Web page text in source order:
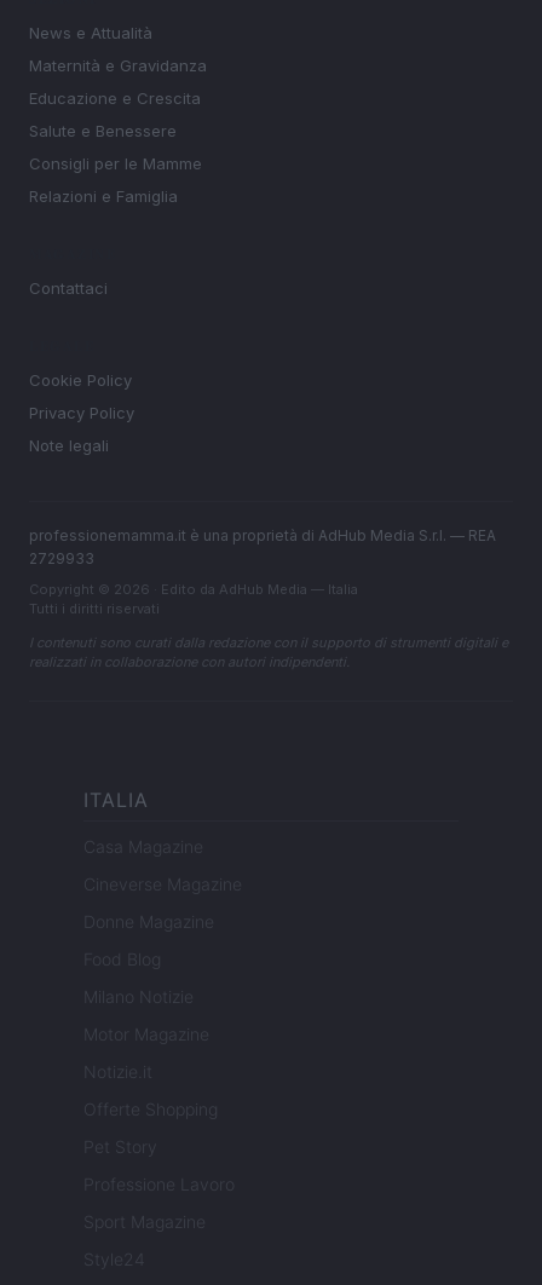
News e Attualità
Maternità e Gravidanza
Educazione e Crescita
Salute e Benessere
Consigli per le Mamme
Relazioni e Famiglia
Contattaci
Cookie Policy
Privacy Policy
Note legali
professionemamma.it è una proprietà di AdHub Media S.r.l. — REA
2729933
Copyright © 2026 · Edito da AdHub Media — Italia
Tutti i diritti riservati
I contenuti sono curati dalla redazione con il supporto di strumenti digitali e
realizzati in collaborazione con autori indipendenti.
ITALIA
Casa Magazine
Cineverse Magazine
Donne Magazine
Food Blog
Milano Notizie
Motor Magazine
Notizie.it
Offerte Shopping
Pet Story
Professione Lavoro
Sport Magazine
Style24